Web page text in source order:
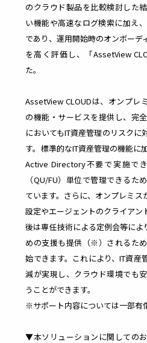
管
化し
資産
の管
適正
化し
コス
トを
削減
S
社内
で利
用し
てい
るサ
ービ
台帳
管理
ムダ
なコ
スト
を削
減
のクラウド製品を比較検討した
い機能や高速なログ検索に加え
であり、運用開始時のオンボーデ
を高く評価し、「AssetView
た。
AssetView CLOUDは、オンプレ
の機能・サービスを提供し、完
においてもIT資産管理のリスクに
す。標準的なIT資産管理の機能に
Active Directory不要で実施で
（QU/FU）単位で管理できるた
ています。さらに、オンプレミ
設定やエージェントのクライアン
後は専任技術による定例会等によ
めの支援も提供（※）されるた
始できます。これにより、IT資産
減が実現し、クラウド環境でも
うことができます。
※サポート内容については一部有
▼本ソリューションに関しての